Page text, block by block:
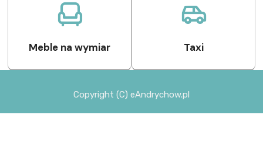
Meble na wymiar Taxi
Copyright (C) eAndrychow.pl